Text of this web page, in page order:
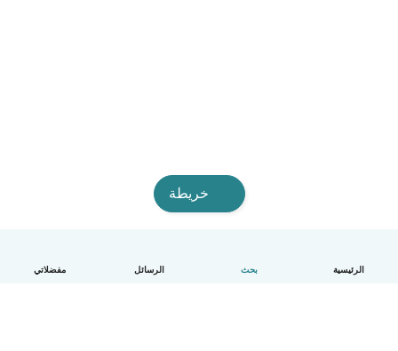
الرئيسية بحث الرسائل مفضلاتي
خريطة